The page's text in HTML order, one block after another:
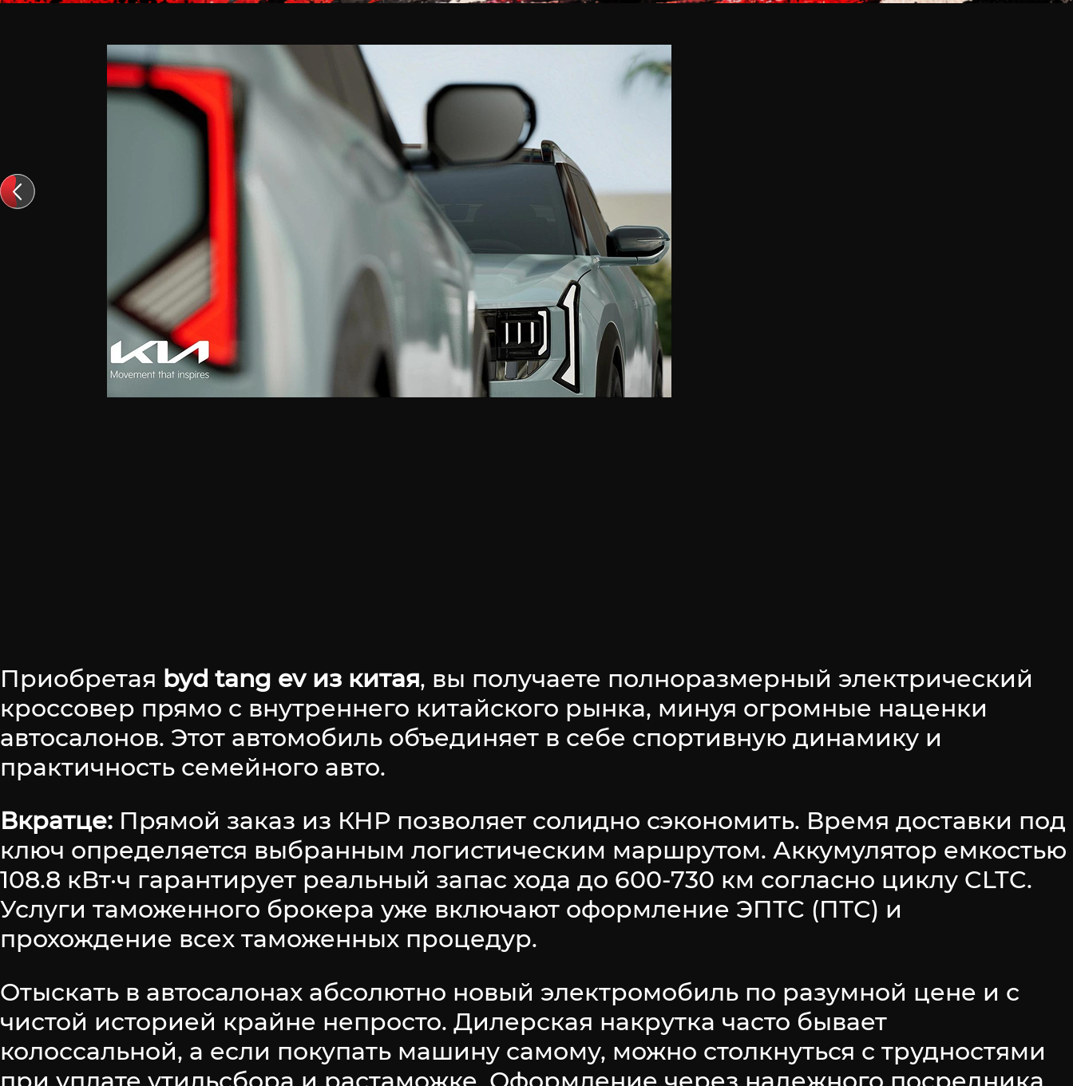
Приобретая byd tang ev из китая, вы получаете полноразмерный электрический
кроссовер прямо с внутреннего китайского рынка, минуя огромные наценки
автосалонов. Этот автомобиль объединяет в себе спортивную динамику и
практичность семейного авто.
Вкратце: Прямой заказ из КНР позволяет солидно сэкономить. Время доставки под
ключ определяется выбранным логистическим маршрутом. Аккумулятор емкостью
108.8 кВт·ч гарантирует реальный запас хода до 600-730 км согласно циклу CLTC.
Услуги таможенного брокера уже включают оформление ЭПТС (ПТС) и
прохождение всех таможенных процедур.
Отыскать в автосалонах абсолютно новый электромобиль по разумной цене и с
чистой историей крайне непросто. Дилерская накрутка часто бывает
колоссальной, а если покупать машину самому, можно столкнуться с трудностями